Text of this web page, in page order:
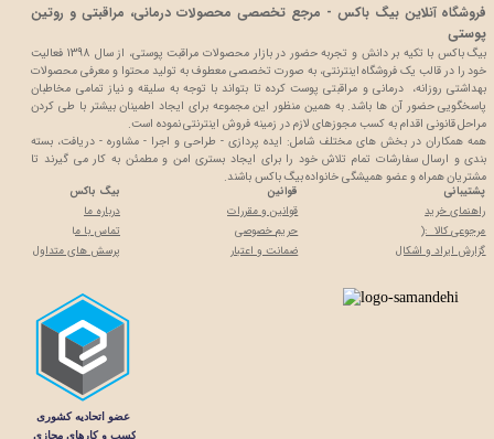
پشتیبانی
راهنمای خرید
مرجوعی کالا :(
گزارش ایراد و اشکال
قوانین
قوانین و مقررات
حریم خصوصی
ضمانت و اعتبار
بیگ باکس
درباره ما
تماس با ما
پرسش های متداول
فروشگاه آنلاین بیگ باکس - مرجع تخصصی محصولات درمانی، مراقبتی و روتین
پوستی
بیگ باکس با تکیه بر دانش و تجربه حضور در بازار محصولات مراقبت پوستی، از سال 1398 فعالیت
خود را در قالب یک فروشگاه اینترنتی، به صورت تخصصی معطوف به تولید محتوا و معرفی محصولات
بهداشتی روزانه، درمانی و مراقبتی پوست کرده تا بتواند با توجه به سلیقه و نیاز تمامی مخاطبان
پاسخگویی حضور آن ها باشد. به همین منظور این مجموعه برای ایجاد اطمینان بیشتر با طی کردن
مراحل قانونی اقدام به کسب مجوزهای لازم در زمینه فروش اینترنتی نموده است.
همه همکاران در بخش های مختلف شامل: ایده پردازی - طراحی و اجرا - مشاوره - دریافت، بسته
بندی و ارسال سفارشات تمام تلاش خود را برای ایجاد بستری امن و مطمئن به کار می گیرند تا
مشتریان همراه و عضو همیشگی خانواده بیگ باکس باشند.